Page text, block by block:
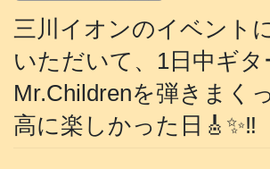
三川イオンのイベント
いただいて、1日中ギタ
Mr.Childrenを弾きまく
高に楽しかった日🎸✨‼️